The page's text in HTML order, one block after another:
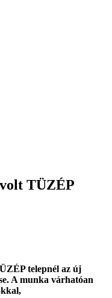
TÜZÉP
telepnél az új
A munka várhatóan